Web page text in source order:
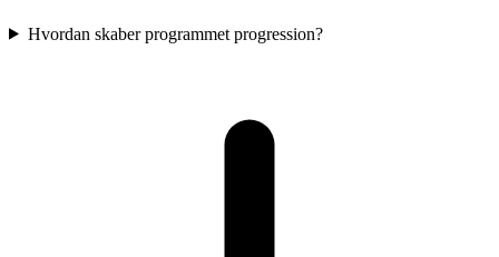
Hvordan skaber programmet progression?